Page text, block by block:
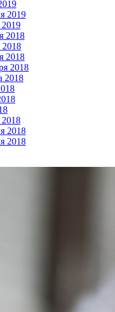
2019
2019
2018
2018
2018
2018
2018
2018
2018
2018